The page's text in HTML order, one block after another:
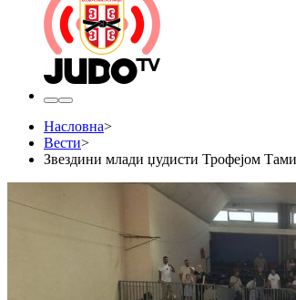
Насловна>
Вести>
Звездини млади џудисти Трофејом